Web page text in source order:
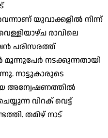
യുവാക്കളില്‍ നിന്ന്
രാവിലെ
പരിസരത്ത്
മൂന്നുപേര്‍ നടക്കുന്നതായി
നാട്ടുകാരുടെ
അന്വേഷണത്തില്‍
വിറക് വെട്ട്
തമിഴ് നാട്